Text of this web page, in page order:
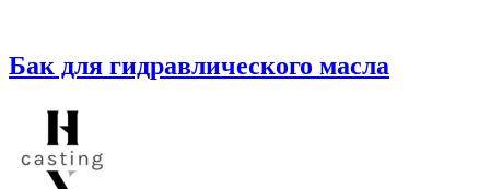
Бак для гидравлического масла